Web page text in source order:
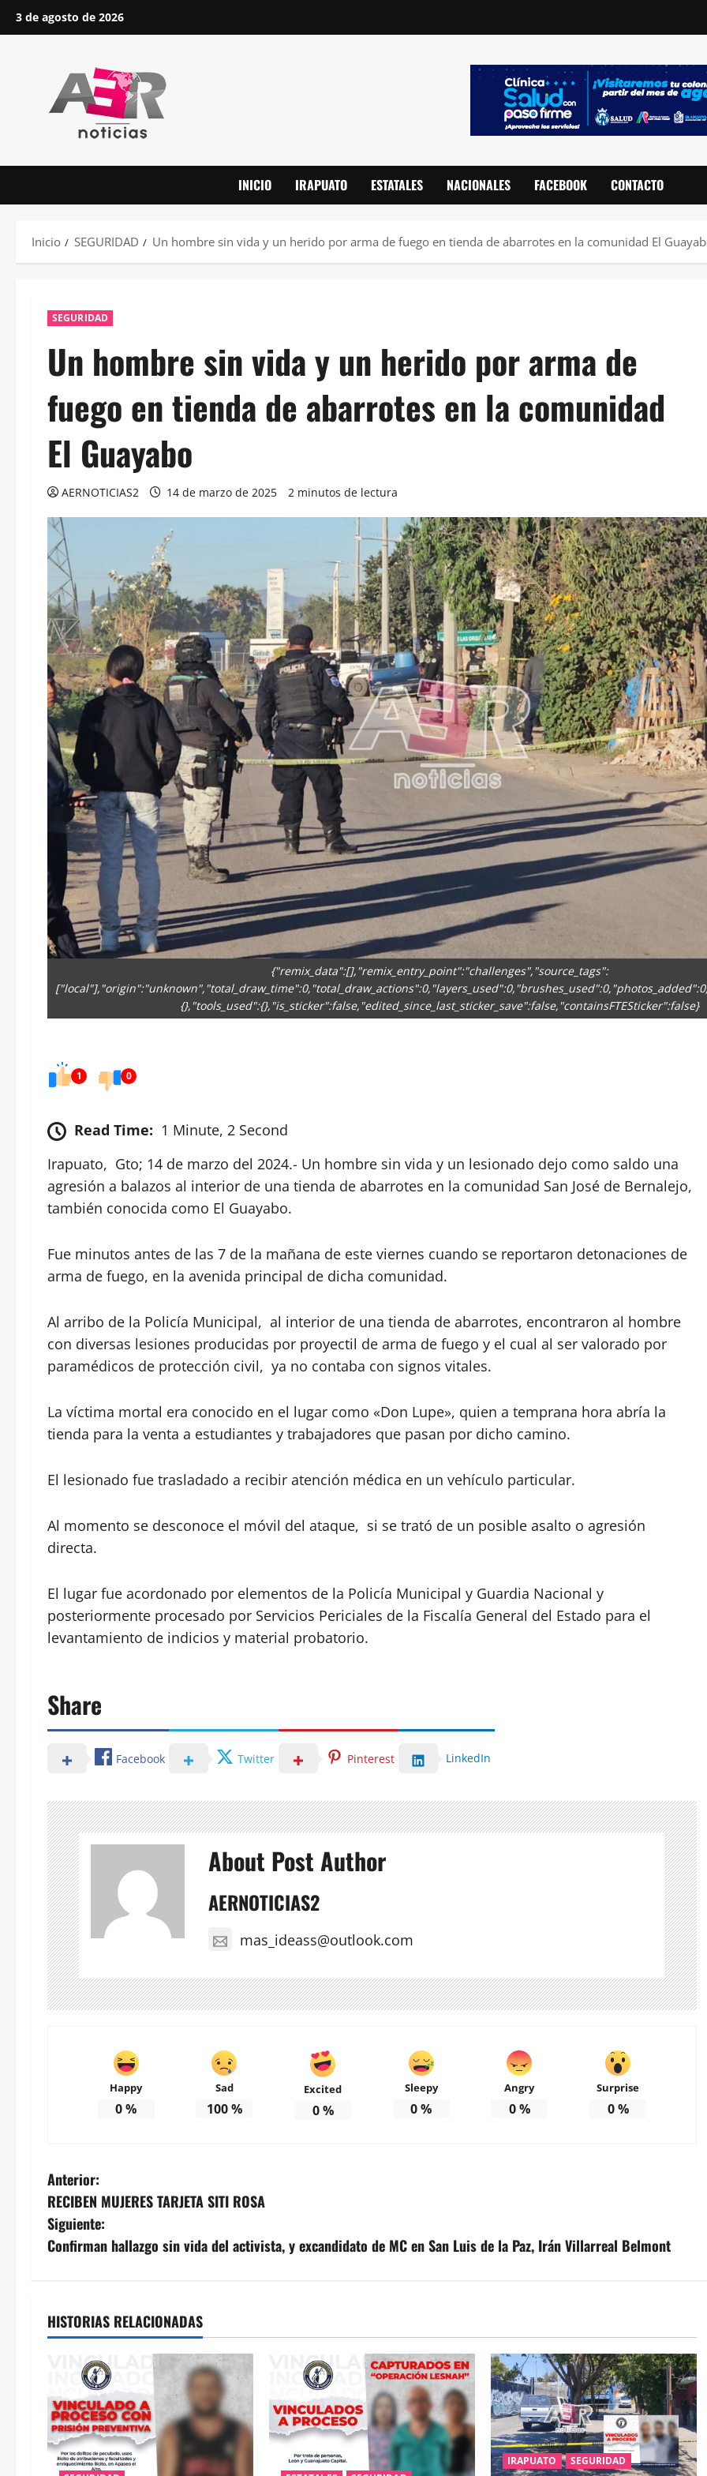
Saltar3 de agosto de 2026
INICIO IRAPUATO ESTATALES NACIONALES FACEBOOK CONTACTO
Inicio SEGURIDAD Un hombre sin vida y un herido por arma de fuego en tienda de abarrotes en la comunidad El
SEGURIDAD
Un hombre sin vida y un herido por arma de
fuego en tienda de abarrotes en la comunidad
El Guayabo
AERNOTICIAS2 14 de marzo de 2025 2 minutos de lectura
{"remix_data":[],"remix_entry_point":"challenges","source_tags":
{},"tools_used":{},"is_sticker":false,"edited_since_last_sticker_save":false,"containsFTESticker":false}
1 0
Read Time: 1 Minute, 2 Second
Irapuato, Gto; 14 de marzo del 2024.- Un hombre sin vida y un lesionado dejo como saldo una
agresión a balazos al interior de una tienda de abarrotes en la comunidad San José de Bernalejo,
también conocida como El Guayabo.
Fue minutos antes de las 7 de la mañana de este viernes cuando se reportaron detonaciones de
arma de fuego, en la avenida principal de dicha comunidad.
Al arribo de la Policía Municipal, al interior de una tienda de abarrotes, encontraron al hombre
con diversas lesiones producidas por proyectil de arma de fuego y el cual al ser valorado por
paramédicos de protección civil, ya no contaba con signos vitales.
La víctima mortal era conocido en el lugar como «Don Lupe», quien a temprana hora abría la
tienda para la venta a estudiantes y trabajadores que pasan por dicho camino.
El lesionado fue trasladado a recibir atención médica en un vehículo particular.
Al momento se desconoce el móvil del ataque, si se trató de un posible asalto o agresión
directa.
El lugar fue acordonado por elementos de la Policía Municipal y Guardia Nacional y
posteriormente procesado por Servicios Periciales de la Fiscalía General del Estado para el
levantamiento de indicios y material probatorio.
Share
Facebook Twitter Pinterest LinkedIn
About Post Author
AERNOTICIAS2
mas_ideass@outlook.com
Happy
0%
Sad
100%
Excited
0%
Sleepy
0%
Angry
0%
Surprise
0%
N
a
v
g
a
i
ó
Anterior:
RECIBEN MUJERES TARJETA SITI ROSA
Siguiente:
Confirman hallazgo sin vida del activista, y excandidato de MC en San Luis de la Paz, Irán Villarreal Belmont
HISTORIAS RELACIONADAS
IRAPUATO SEGURIDAD